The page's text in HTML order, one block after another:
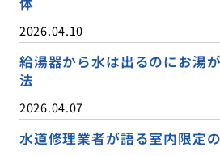
2026.04.10
給湯器から水は出るのにお湯
法
2026.04.07
水道修理業者が語る室内限定